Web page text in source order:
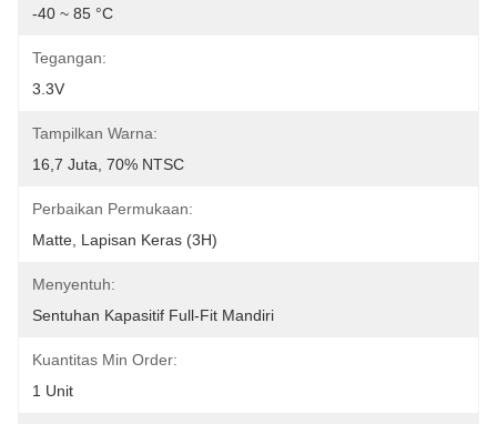
-40 ~ 85 °C
Tegangan:
3.3V
Tampilkan Warna:
16,7 Juta, 70% NTSC
Perbaikan Permukaan:
Matte, Lapisan Keras (3H)
Menyentuh:
Sentuhan Kapasitif Full-Fit Mandiri
Kuantitas Min Order:
1 Unit